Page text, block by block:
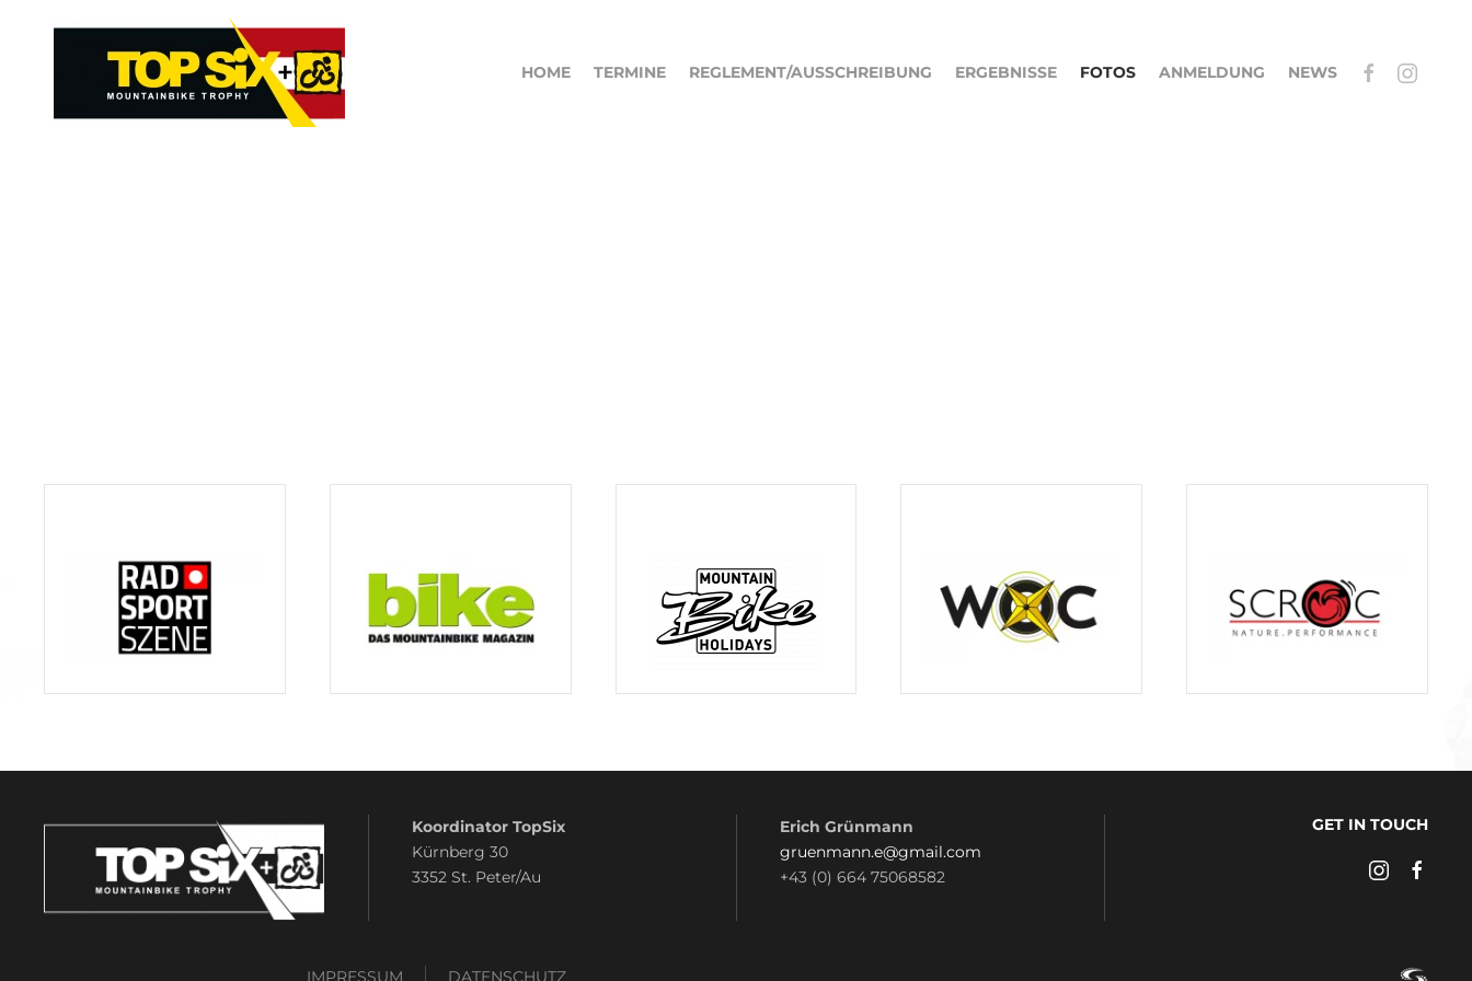
Skip to main content
HOME TERMINE REGLEMENT/AUSSCHREIBUNG ERGEBNISSE FOTOS ANMELDUNG NEWS
Koordinator TopSix
Kürnberg 30
3352 St. Peter/Au
Erich Grünmann
gruenmann.e@gmail.com
+43 (0) 664 75068582
GET IN TOUCH
IMPRESSUM DATENSCHUTZ